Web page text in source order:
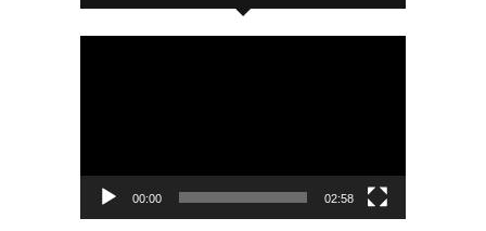
00:00 02:58